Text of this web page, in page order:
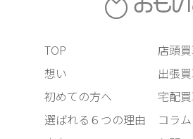
TOP
想い
初めての方へ
選ばれる６つの理由
店頭
出張
宅配
コラム